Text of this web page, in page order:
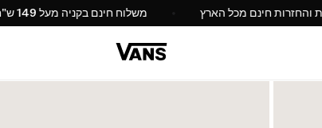
והחזרות חינם מכל הארץ משלוח חינם בקניה מעל 149 ש"ח